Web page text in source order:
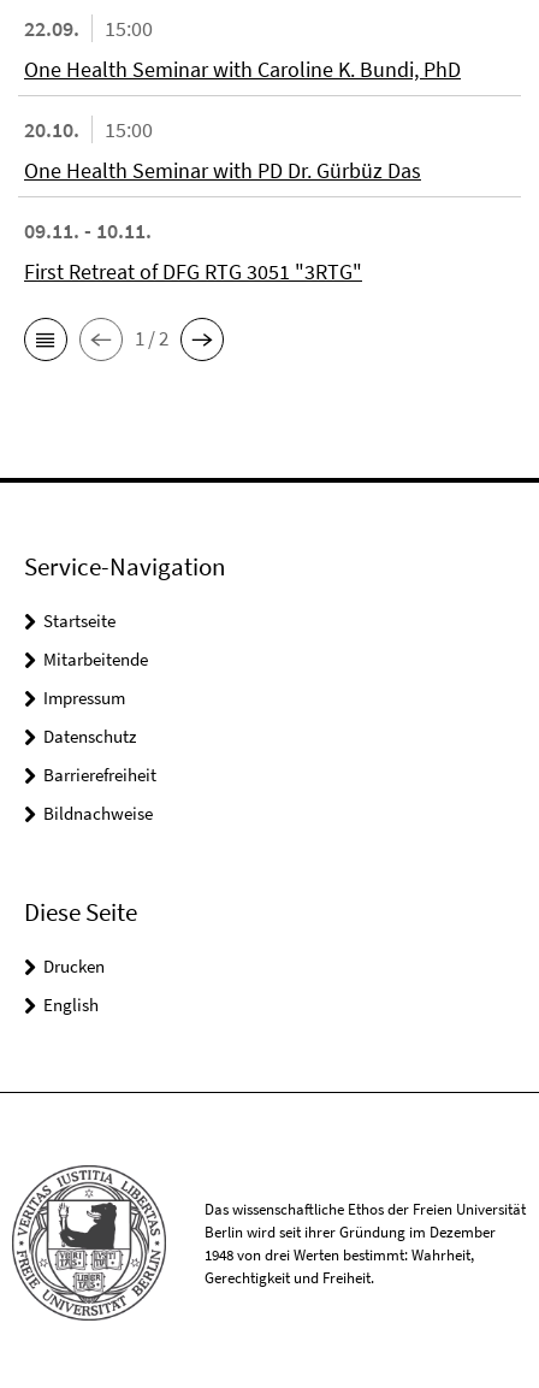
22.09.
15:00
One Health Seminar with Caroline K. Bundi, PhD
20.10.
15:00
One Health Seminar with PD Dr. Gürbüz Das
09.11. - 10.11.
First Retreat of DFG RTG 3051 "3RTG"
1 / 2
Service-Navigation
Startseite
Mitarbeitende
Impressum
Datenschutz
Barrierefreiheit
Bildnachweise
Diese Seite
Drucken
English
Das wissenschaftliche Ethos der Freien Universität
Berlin wird seit ihrer Gründung im Dezember
1948 von drei Werten bestimmt: Wahrheit,
Gerechtigkeit und Freiheit.